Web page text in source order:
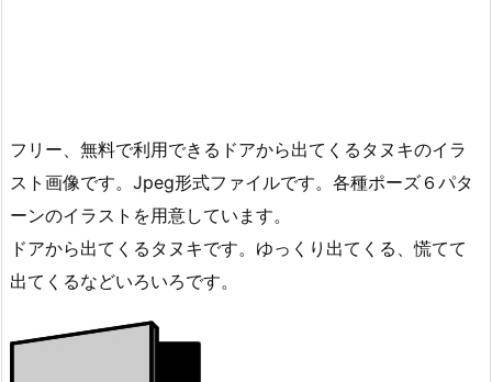
フリー、無料で利用できるドアから出てくるタヌキのイラ
スト画像です。Jpeg形式ファイルです。各種ポーズ６パタ
ーンのイラストを用意しています。
ドアから出てくるタヌキです。ゆっくり出てくる、慌てて
出てくるなどいろいろです。